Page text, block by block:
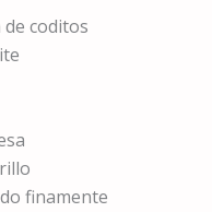
coditos
finamente